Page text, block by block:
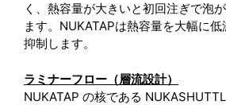
く、熱容量が大きいと初回注ぎで泡
ます。NUKATAPは熱容量を大幅に
抑制します。
ラミナーフロー（層流設計）
NUKATAP の核である